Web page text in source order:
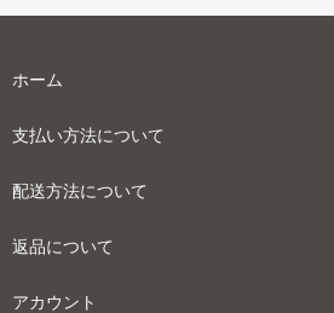
ホーム
支払い方法について
配送方法について
返品について
アカウント